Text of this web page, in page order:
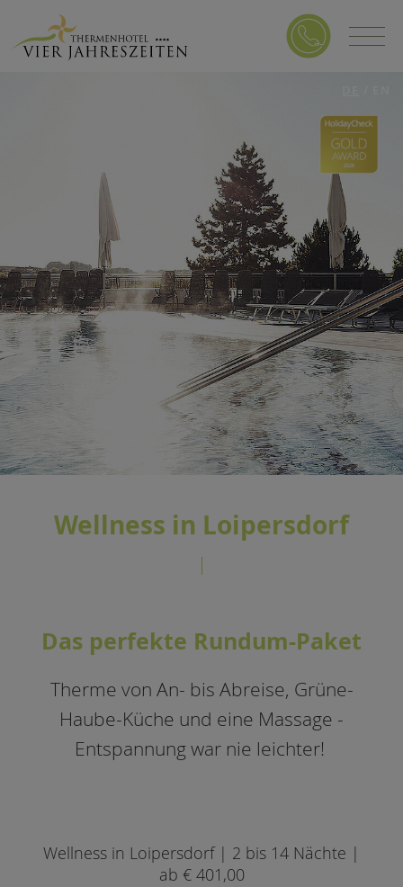
Wellness in Loipersdorf
Das perfekte Rundum-Paket
Therme von An- bis Abreise, Grüne-
Haube-Küche und eine Massage -
Entspannung war nie leichter!
Wellness in Loipersdorf | 2 bis 14 Nächte |
ab € 401,00